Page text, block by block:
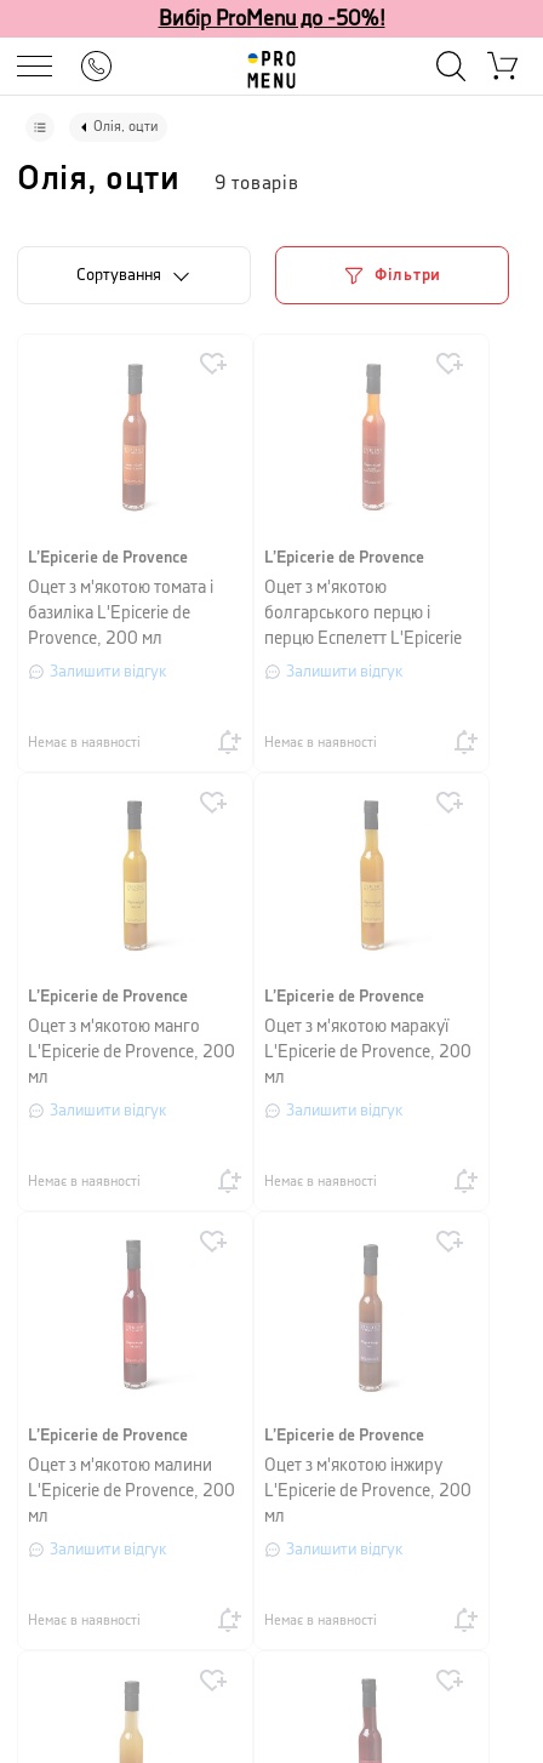
Вибір ProMenu до -50%!
Олія, оцти
Олія, оцти 9 товарів
Сортування Фільтри
L’Epicerie de Provence
Оцет з м'якотою томата і
базиліка L'Epicerie de
Provence, 200 мл
Залишити відгук
Немає в наявності
L’Epicerie de Provence
Оцет з м'якотою
болгарського перцю і
перцю Еспелетт L'Epicerie
de Provence, 200 мл
Залишити відгук
Немає в наявності
L’Epicerie de Provence
Оцет з м'якотою манго
L'Epicerie de Provence, 200
мл
Залишити відгук
Немає в наявності
L’Epicerie de Provence
Оцет з м'якотою маракуї
L'Epicerie de Provence, 200
мл
Залишити відгук
Немає в наявності
L’Epicerie de Provence
Оцет з м'якотою малини
L'Epicerie de Provence, 200
мл
Залишити відгук
Немає в наявності
L’Epicerie de Provence
Оцет з м'якотою інжиру
L'Epicerie de Provence, 200
мл
Залишити відгук
Немає в наявності